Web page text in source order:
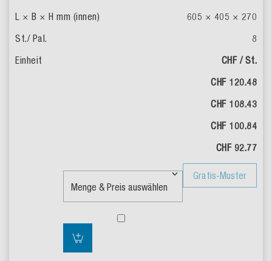
605 × 405 × 270
8
CHF / St.
CHF 120.48
CHF 108.43
CHF 100.84
CHF 92.77
Gratis-Muster